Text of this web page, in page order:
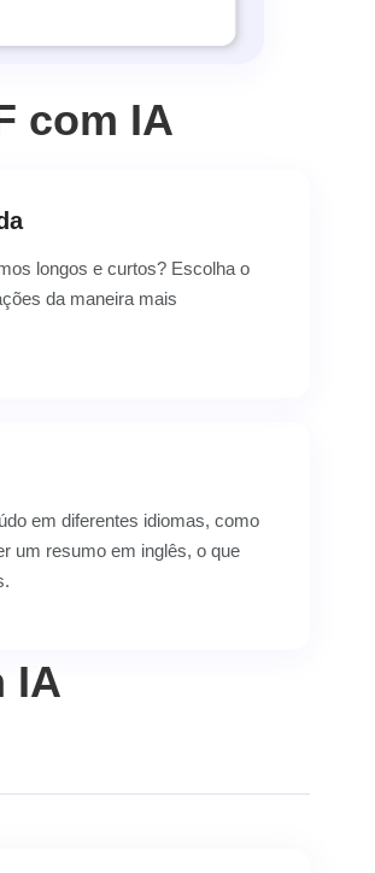
com IA
longos e curtos? Escolha o
da maneira mais
em diferentes idiomas, como
um resumo em inglês, o que
IA